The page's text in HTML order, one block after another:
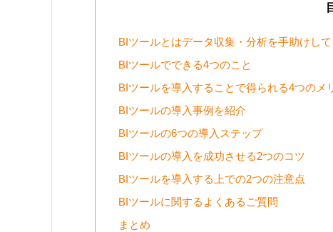
BIツールとはデータ収集・分析を手助けし
BIツールでできる4つのこと
BIツールを導入することで得られる4つのメ
BIツールの導入事例を紹介
BIツールの6つの導入ステップ
BIツールの導入を成功させる2つのコツ
BIツールを導入する上での2つの注意点
BIツールに関するよくあるご質問
まとめ